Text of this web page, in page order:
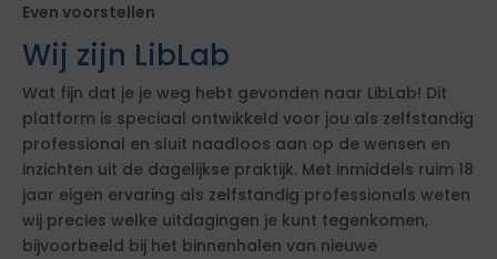
Even voorstellen
Wij zijn LibLab
Wat fijn dat je je weg hebt gevonden naar LibLab! Dit
platform is speciaal ontwikkeld voor jou als zelfstandig
professional en sluit naadloos aan op de wensen en
inzichten uit de dagelijkse praktijk. Met inmiddels ruim 18
jaar eigen ervaring als zelfstandig professionals weten
wij precies welke uitdagingen je kunt tegenkomen,
bijvoorbeeld bij het binnenhalen van nieuwe